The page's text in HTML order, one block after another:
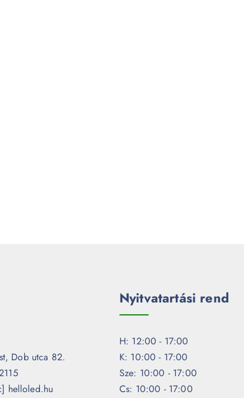
Dob utca 82.
helloled.hu
Nyitvatartási rend
H: 12:00 - 17:00
K: 10:00 - 17:00
Sze: 10:00 - 17:00
Cs: 10:00 - 17:00